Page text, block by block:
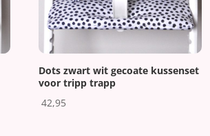
Dots zwart wit gecoate kussenset
voor tripp trapp
42,95